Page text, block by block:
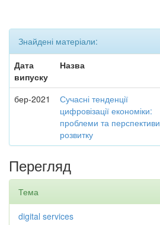
Знайдені матеріали:
Дата
випуску
Назва
бер-2021
Сучасні тенденції
цифровізації економіки:
проблеми та перспективи
розвитку
Перегляд
Тема
digital services